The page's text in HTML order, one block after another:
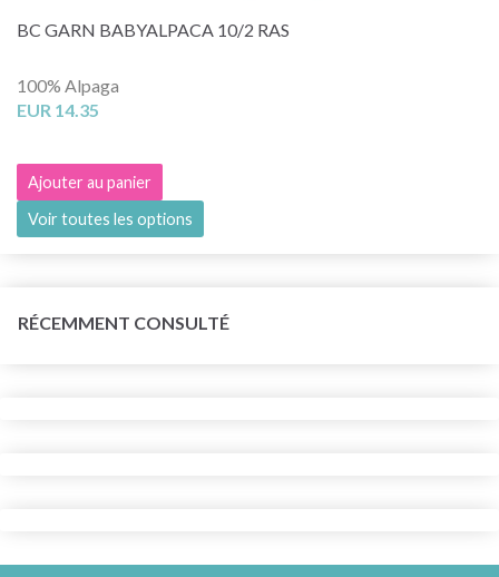
BC GARN BABYALPACA 10/2 RAS
100% Alpaga
EUR 14.35
Ajouter au panier
Voir toutes les options
RÉCEMMENT CONSULTÉ